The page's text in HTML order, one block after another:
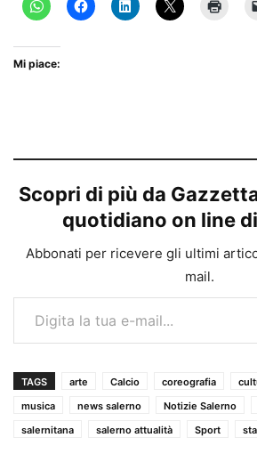
Mi piace:
Scopri di più da
quotidiano on line
Abbonati per ricevere gli ultimi
mail.
Digita la tua e-mail...
TAGS arte Calcio coreografia
musica
news salerno Notizie Salerno
salernitana
salerno attualità Sport